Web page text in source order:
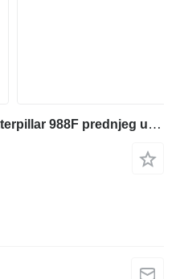
3T-5446 pumpa za ulje za Caterpillar 988F prednjeg utovarivača